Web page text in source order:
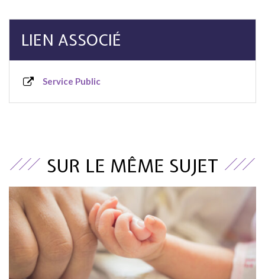
LIEN ASSOCIÉ
Service Public
SUR LE MÊME SUJET